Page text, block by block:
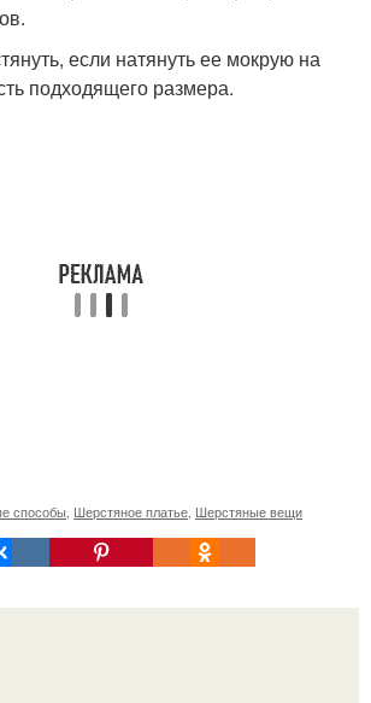
если натянуть ее мокрую на
подходящего размера.
способы Шерстяное платье Шерстяные вещи